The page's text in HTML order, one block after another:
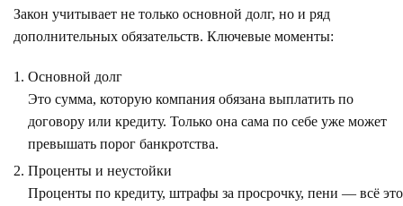
Закон учитывает не только основной долг, но и ряд
дополнительных обязательств. Ключевые моменты:
Основной долг
Это сумма, которую компания обязана выплатить по
договору или кредиту. Только она сама по себе уже может
превышать порог банкротства.
Проценты и неустойки
Проценты по кредиту, штрафы за просрочку, пени — всё это